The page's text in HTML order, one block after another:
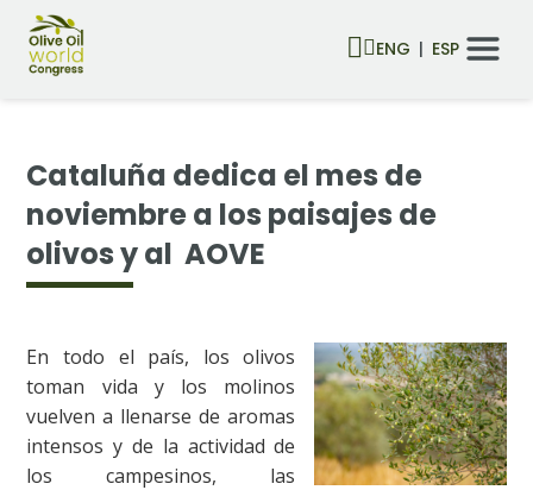
ENG ESP
Cataluña dedica el mes de
noviembre a los paisajes de
olivos y al AOVE
En todo el país, los olivos
toman vida y los molinos
vuelven a llenarse de aromas
intensos y de la actividad de
los campesinos, las